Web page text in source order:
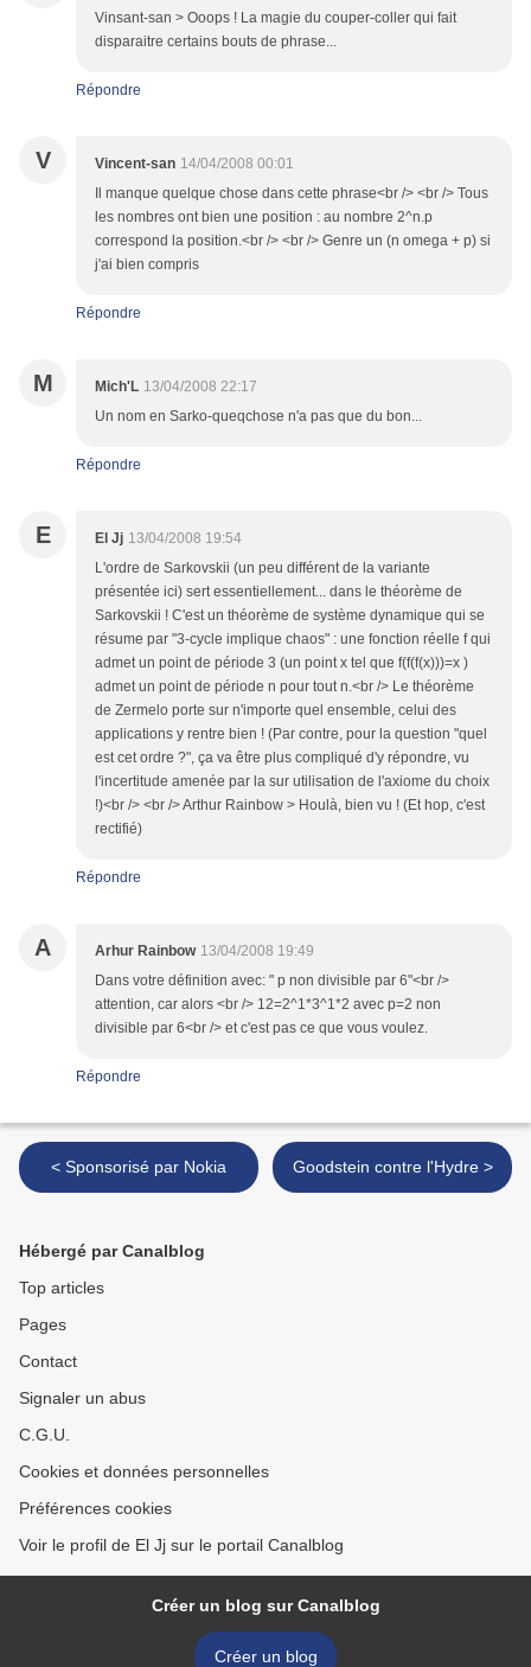
Vinsant-san > Ooops ! La magie du couper-coller qui fait
disparaitre certains bouts de phrase...
Répondre
V Vincent-san 14/04/2008 00:01
Il manque quelque chose dans cette phrase<br /> <br /> Tous
les nombres ont bien une position : au nombre 2^n.p
correspond la position.<br /> <br /> Genre un (n omega + p) si
j'ai bien compris
Répondre
M Mich'L 13/04/2008 22:17
Un nom en Sarko-queqchose n'a pas que du bon...
Répondre
E El Jj 13/04/2008 19:54
L'ordre de Sarkovskii (un peu différent de la variante
présentée ici) sert essentiellement... dans le théorème de
Sarkovskii ! C'est un théorème de système dynamique qui se
résume par "3-cycle implique chaos" : une fonction réelle f qui
admet un point de période 3 (un point x tel que f(f(f(x)))=x )
admet un point de période n pour tout n.<br /> Le théorème
de Zermelo porte sur n'importe quel ensemble, celui des
applications y rentre bien ! (Par contre, pour la question "quel
est cet ordre ?", ça va être plus compliqué d'y répondre, vu
l'incertitude amenée par la sur utilisation de l'axiome du choix
!)<br /> <br /> Arthur Rainbow > Houlà, bien vu ! (Et hop, c'est
rectifié)
Répondre
A Arhur Rainbow 13/04/2008 19:49
Dans votre définition avec: " p non divisible par 6"<br />
attention, car alors <br /> 12=2^1*3^1*2 avec p=2 non
divisible par 6<br /> et c'est pas ce que vous voulez.
Répondre
< Sponsorisé par Nokia Goodstein contre l'Hydre >
Hébergé par Canalblog
Top articles
Pages
Contact
Signaler un abus
C.G.U.
Cookies et données personnelles
Préférences cookies
Voir le profil de El Jj sur le portail Canalblog
Créer un blog sur Canalblog
Créer un blog